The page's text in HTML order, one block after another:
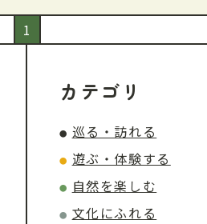
1
カテゴリ
● 巡る・訪れる
● 遊ぶ・体験する
● 自然を楽しむ
● 文化にふれる